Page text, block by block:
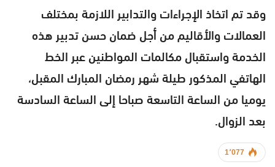
وقد تم اتخاذ الإجراءات والتدابير اللازمة بمختلف
العمالات والأقاليم من أجل ضمان حسن تدبير هذه
الخدمة واستقبال مكالمات المواطنين عبر الخط
الهاتفي المذكور طيلة شهر رمضان المبارك المقبل،
يوميا من الساعة التاسعة صباحا إلى الساعة السادسة
بعد الزوال.
1٬077